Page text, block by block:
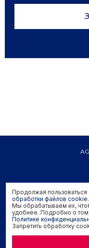
Copyright ©
Политика
Задать
Продолжая пользоваться
обработки файлов cookie.
Мы обрабатываем их,
удобнее. Подробно о
Политике
Запретить обработку